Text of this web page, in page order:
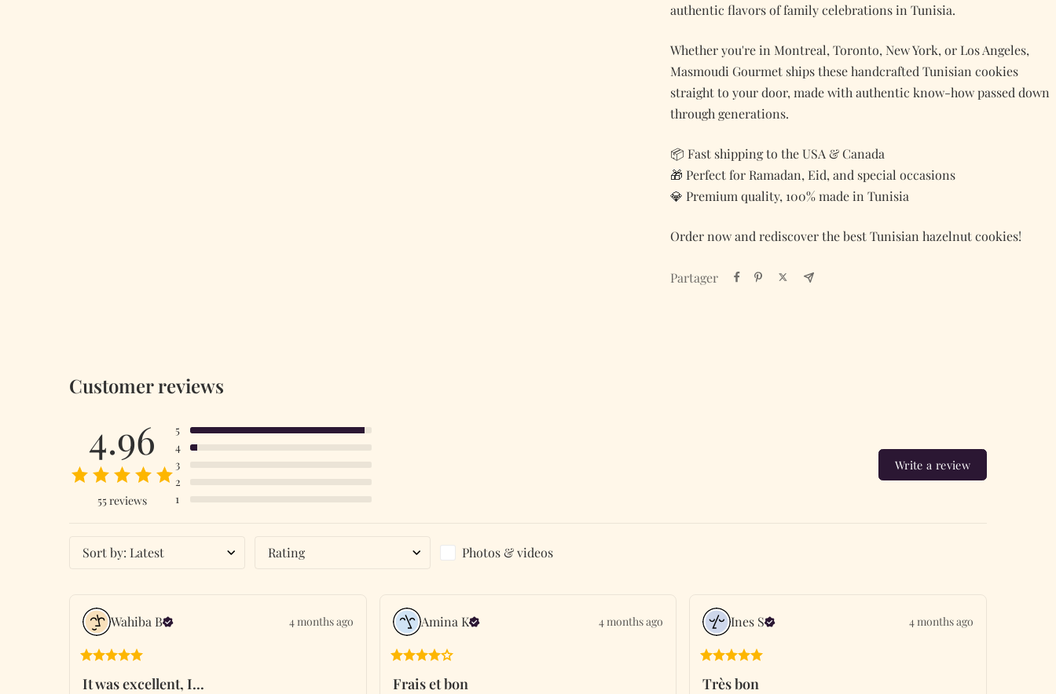
authentic flavors of family celebrations in Tunisia.
Whether you're in Montreal, Toronto, New York, or Los Angeles,
Masmoudi Gourmet ships these handcrafted Tunisian cookies
straight to your door, made with authentic know-how passed down
through generations.
📦 Fast shipping to the USA & Canada
🎁 Perfect for Ramadan, Eid, and special occasions
💎 Premium quality, 100% made in Tunisia
Order now and rediscover the best Tunisian hazelnut cookies!
Partager
Customer reviews
4.96
55 reviews
5
4
3
2
1
Write a review
Sort by: Latest Rating Photos & videos
Wahiba B 4 months ago
It was excellent, I...
Amina K 4 months ago
Frais et bon
Ines S 4 months ago
Très bon